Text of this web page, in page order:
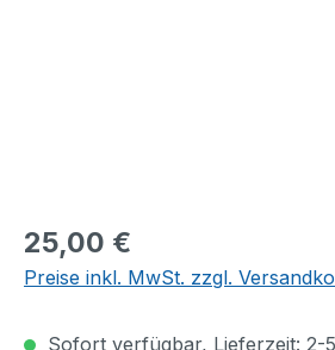
Regulärer Preis:
25,00 €
Preise inkl. MwSt. zzgl.
Sofort verfügbar, Lieferzeit: 2-